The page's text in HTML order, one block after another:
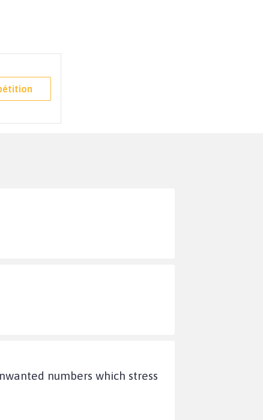
numbers which stress